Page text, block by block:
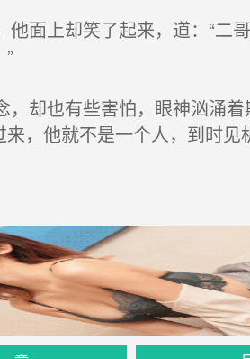
面上却笑了起来，道：“二
却也有些害怕，眼神汹涌
来，他就不是一个人，到时